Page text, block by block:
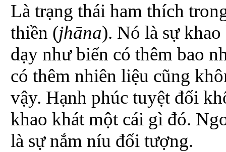
Là trạng thái ham thích
thiền (jhāna). Nó là sự
dạy như biển có thêm bao
có thêm nhiên liệu cũng
vậy. Hạnh phúc tuyệt đối
khao khát một cái gì đó.
là sự nắm níu đối tượng.